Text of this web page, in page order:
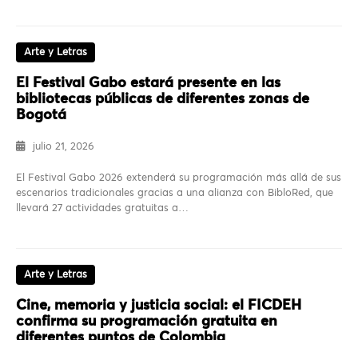
Arte y Letras
El Festival Gabo estará presente en las
bibliotecas públicas de diferentes zonas de
Bogotá
julio 21, 2026
El Festival Gabo 2026 extenderá su programación más allá de sus
escenarios tradicionales gracias a una alianza con BibloRed, que
llevará 27 actividades gratuitas a…
Arte y Letras
Cine, memoria y justicia social: el FICDEH
confirma su programación gratuita en